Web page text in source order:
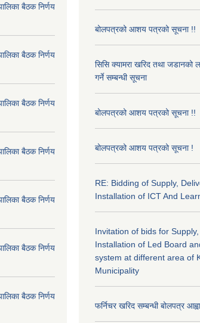
बैठक निर्णय
बैठक निर्णय
बैठक निर्णय
बैठक निर्णय
बैठक निर्णय
बैठक निर्णय
बैठक निर्णय
बोलपत्रको आशय पत्रको सूचना !!
सिसि क्यामरा खरिद तथा जडानको
गर्ने सम्बन्धी सूचना
बोलपत्रको आशय पत्रको सूचना !!
बोलपत्रको आशय पत्रको सूचना !
RE: Bidding of Supply,
Installation of ICT And
Invitation of bids for
Installation of Led Board
system at different area of
Municipality
फर्निचर खरिद सम्बन्धी बोलपत्र